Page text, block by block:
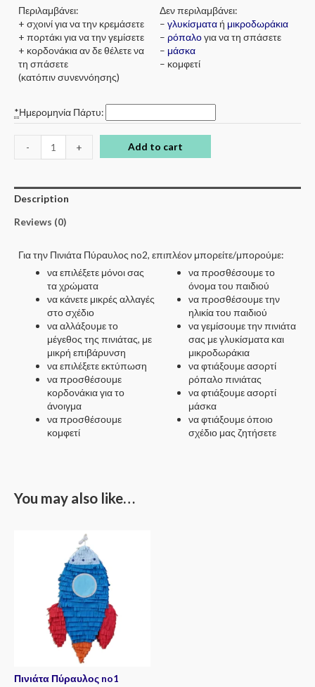
Περιλαμβάνει:
+ σχοινί για να την κρεμάσετε
+ πορτάκι για να την γεμίσετε
+ κορδονάκια αν δε θέλετε να
τη σπάσετε
(κατόπιν συνεννόησης)
Δεν περιλαμβάνει:
– γλυκίσματαή μικροδωράκια
– ρόπαλογια να τη σπάσετε
– μάσκα
– κομφετί
*Ημερομηνία Πάρτυ:
- + Add to cart
Description
Reviews (0)
Για την Πινιάτα Πύραυλος no2, επιπλέον μπορείτε/μπορούμε:
να επιλέξετε μόνοι σας
τα χρώματα
να κάνετε μικρές αλλαγές
στο σχέδιο
να αλλάξουμε το
μέγεθος της πινιάτας, με
μικρή επιβάρυνση
να επιλέξετε εκτύπωση
να προσθέσουμε
κορδονάκια για το
άνοιγμα
να προσθέσουμε
κομφετί
να προσθέσουμε το
όνομα του παιδιού
να προσθέσουμε την
ηλικία του παιδιού
να γεμίσουμε την πινιάτα
σας με γλυκίσματα και
μικροδωράκια
να φτιάξουμε ασορτί
ρόπαλο πινιάτας
να φτιάξουμε ασορτί
μάσκα
να φτιάξουμε όποιο
σχέδιο μας ζητήσετε
You may also like…
Πινιάτα Πύραυλος no1